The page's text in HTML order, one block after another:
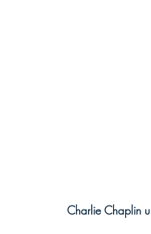
Charlie Chaplin